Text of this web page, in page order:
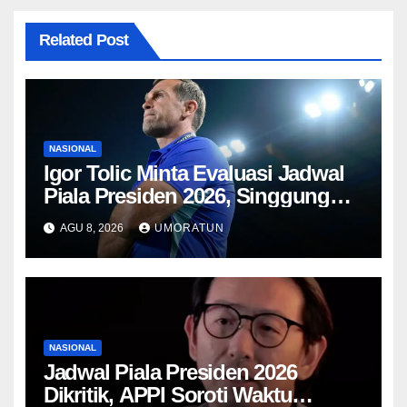
Related Post
NASIONAL
Igor Tolic Minta Evaluasi Jadwal
Piala Presiden 2026, Singgung
Aturan FIFA soal Recovery 72
Jam
AGU 8, 2026 UMORATUN
NASIONAL
Jadwal Piala Presiden 2026
Dikritik, APPI Soroti Waktu